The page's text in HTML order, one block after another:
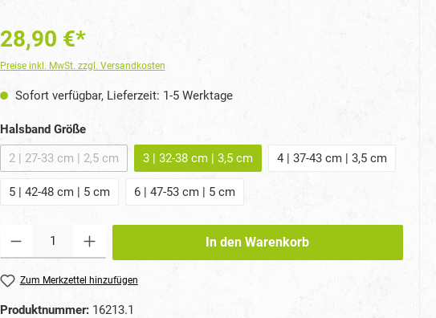
28,90 €*
Preise inkl. MwSt. zzgl. Versandkosten
Sofort verfügbar, Lieferzeit: 1-5 Werktage
Halsband Größeauswählen
2 | 27-33 cm | 2,5 cm(Diese Option ist zurzeit nicht verfügbar.)
3 | 32-38 cm | 3,5 cm 4 | 37-43 cm | 3,5 cm
5 | 42-48 cm | 5 cm 6 | 47-53 cm | 5 cm
In den Warenkorb
Zum Merkzettel hinzufügen
Produktnummer: 16213.1